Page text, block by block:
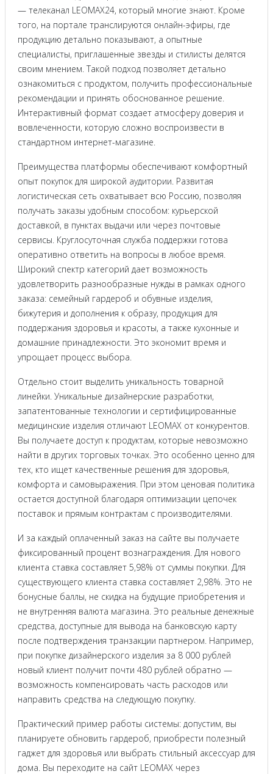
— телеканал LEOMAX24, который многие знают. Кроме
того, на портале транслируются онлайн-эфиры, где
продукцию детально показывают, а опытные
специалисты, приглашенные звезды и стилисты делятся
своим мнением. Такой подход позволяет детально
ознакомиться с продуктом, получить профессиональные
рекомендации и принять обоснованное решение.
Интерактивный формат создает атмосферу доверия и
вовлеченности, которую сложно воспроизвести в
стандартном интернет-магазине.
Преимущества платформы обеспечивают комфортный
опыт покупок для широкой аудитории. Развитая
логистическая сеть охватывает всю Россию, позволяя
получать заказы удобным способом: курьерской
доставкой, в пунктах выдачи или через почтовые
сервисы. Круглосуточная служба поддержки готова
оперативно ответить на вопросы в любое время.
Широкий спектр категорий дает возможность
удовлетворить разнообразные нужды в рамках одного
заказа: семейный гардероб и обувные изделия,
бижутерия и дополнения к образу, продукция для
поддержания здоровья и красоты, а также кухонные и
домашние принадлежности. Это экономит время и
упрощает процесс выбора.
Отдельно стоит выделить уникальность товарной
линейки. Уникальные дизайнерские разработки,
запатентованные технологии и сертифицированные
медицинские изделия отличают LEOMAX от конкурентов.
Вы получаете доступ к продуктам, которые невозможно
найти в других торговых точках. Это особенно ценно для
тех, кто ищет качественные решения для здоровья,
комфорта и самовыражения. При этом ценовая политика
остается доступной благодаря оптимизации цепочек
поставок и прямым контрактам с производителями.
И за каждый оплаченный заказ на сайте вы получаете
фиксированный процент вознаграждения. Для нового
клиента ставка составляет 5,98% от суммы покупки. Для
существующего клиента ставка составляет 2,98%. Это не
бонусные баллы, не скидка на будущие приобретения и
не внутренняя валюта магазина. Это реальные денежные
средства, доступные для вывода на банковскую карту
после подтверждения транзакции партнером. Например,
при покупке дизайнерского изделия за 8 000 рублей
новый клиент получит почти 480 рублей обратно —
возможность компенсировать часть расходов или
направить средства на следующую покупку.
Практический пример работы системы: допустим, вы
планируете обновить гардероб, приобрести полезный
гаджет для здоровья или выбрать стильный аксессуар для
дома. Вы переходите на сайт LEOMAX через